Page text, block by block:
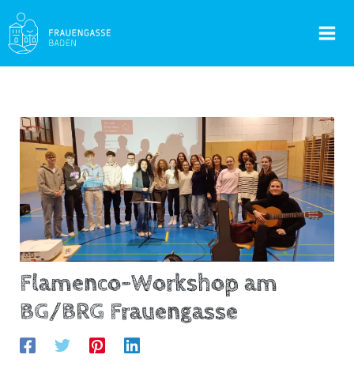
Skip
to
content
Flamenco-Workshop am
BG/BRG Frauengasse